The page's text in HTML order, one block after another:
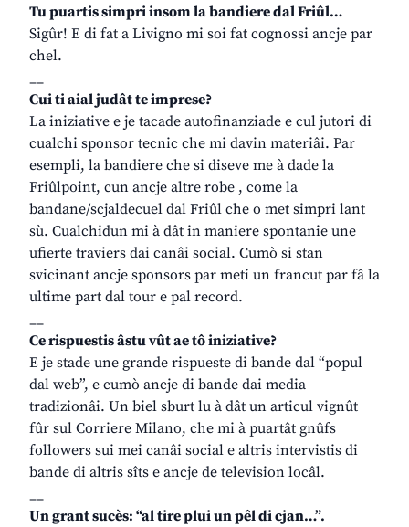
Tu puartis simpri insom la bandiere dal Friûl…
Sigûr! E di fat a Livigno mi soi fat cognossi ancje par
chel.
__
Cui ti aial judât te imprese?
La iniziative e je tacade autofinanziade e cul jutori di
cualchi sponsor tecnic che mi davin materiâi. Par
esempli, la bandiere che si diseve me à dade la
Friûlpoint, cun ancje altre robe , come la
bandane/scjaldecuel dal Friûl che o met simpri lant
sù. Cualchidun mi à dât in maniere spontanie une
ufierte traviers dai canâi social. Cumò si stan
svicinant ancje sponsors par meti un francut par fâ la
ultime part dal tour e pal record.
__
Ce rispuestis âstu vût ae tô iniziative?
E je stade une grande rispueste di bande dal “popul
dal web”, e cumò ancje di bande dai media
tradizionâi. Un biel sburt lu à dât un articul vignût
fûr sul Corriere Milano, che mi à puartât gnûfs
followers sui mei canâi social e altris intervistis di
bande di altris sîts e ancje de television locâl.
__
Un grant sucès: “al tire plui un pêl di cjan…”.